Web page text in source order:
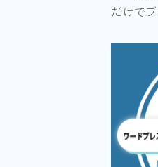
だけで